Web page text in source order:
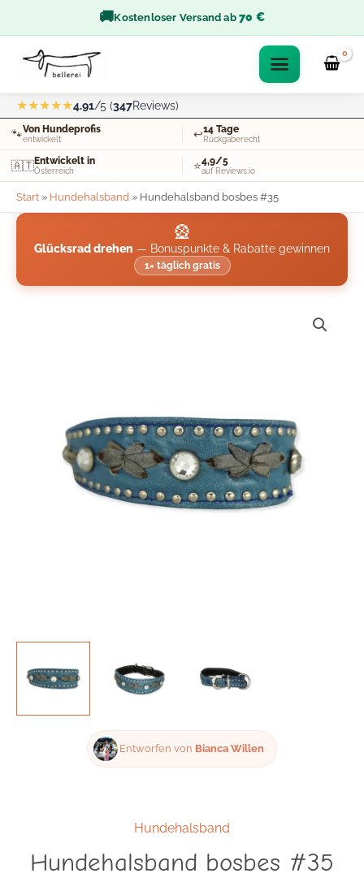
🚚Kostenloser Versand ab 70 €
Inhalt
springen
★★★★★4.91/5 (347Reviews)
🐾Von Hundeprofis
entwickelt ↩️14 Tage
Rückgaberecht
🇦🇹Entwickelt in
Österreich ⭐4,9/5
auf Reviews.io
Start » Hundehalsband » Hundehalsband bosbes #35
🎡
Glücksrad drehen — Bonuspunkte & Rabatte gewinnen
1× täglich gratis
Entworfen von Bianca Willen
Hundehalsband
Hundehalsband bosbes #35